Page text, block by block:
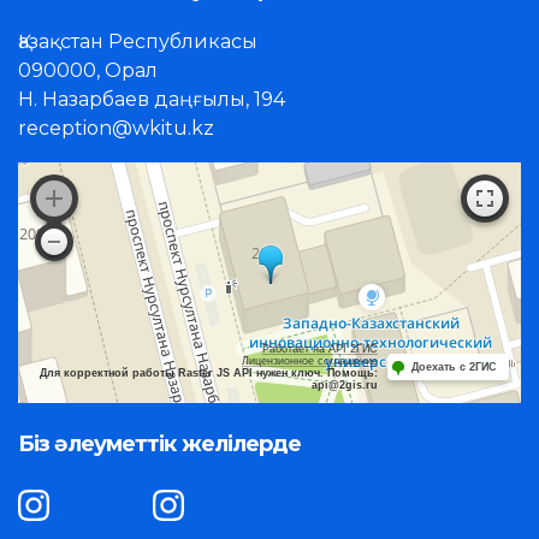
Қазақстан Республикасы
090000, Орал
Н. Назарбаев даңғылы, 194
reception@wkitu.kz
Работает на API 2ГИС
Лицензионное соглашение
Для корректной работы Raster JS API нужен ключ. Помощь:
api@2gis.ru
Доехать с 2ГИС
Біз әлеуметтік желілерде